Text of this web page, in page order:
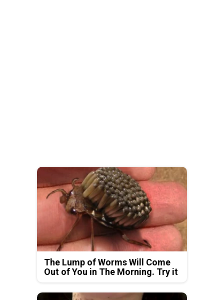
The Lump of Worms Will Come
Out of You in The Morning. Try it